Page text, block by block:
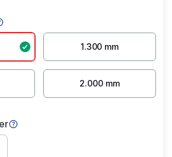
1.300 mm
2.000 mm